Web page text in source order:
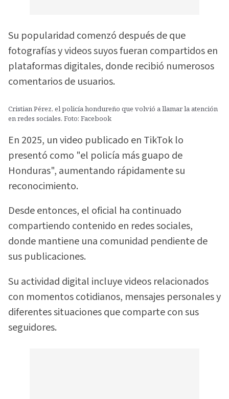
Su popularidad comenzó después de que
fotografías y videos suyos fueran compartidos en
plataformas digitales, donde recibió numerosos
comentarios de usuarios.
Cristian Pérez, el policía hondureño que volvió a llamar la atención
en redes sociales. Foto: Facebook
En 2025, un video publicado en TikTok lo
presentó como "el policía más guapo de
Honduras", aumentando rápidamente su
reconocimiento.
Desde entonces, el oficial ha continuado
compartiendo contenido en redes sociales,
donde mantiene una comunidad pendiente de
sus publicaciones.
Su actividad digital incluye videos relacionados
con momentos cotidianos, mensajes personales y
diferentes situaciones que comparte con sus
seguidores.